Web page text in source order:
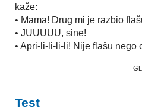
kaže:
• Mama! Drug mi je razbio
• JUUUUU, sine!
• Apri-li-li-li-li! Nije flašu nego
Test